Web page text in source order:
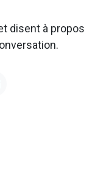
disent à propos